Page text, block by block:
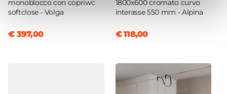
monoblocco con copriwc
softclose - Volga
€ 397,00
1800x600 cromato curvo
interasse 550 mm - Alpina
€ 118,00